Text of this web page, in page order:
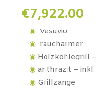
€7,922.00
Vesuvio,
raucharmer
Holzkohlegrill –
anthrazit – inkl.
Grillzange